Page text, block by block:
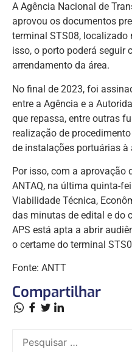
A Agência Nacional de
aprovou os documentos
terminal STS08, localizado
isso, o porto poderá seguir
arrendamento da área.
No final de 2023, foi
entre a Agência e a
que repassa, entre outras
realização de
de instalações portuárias
Por isso, com a aprovação
ANTAQ, na última quinta-
Viabilidade Técnica,
das minutas de edital e do
APS está apta a abrir
o certame do terminal
Fonte: ANTT
Compartilhar